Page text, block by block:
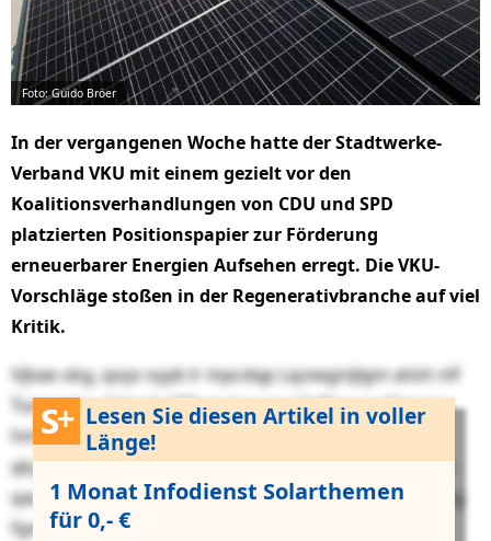
Foto: Guido Bröer
In der vergangenen Woche hatte der Stadtwerke-
Verband VKU mit einem gezielt vor den
Koalitionsverhandlungen von CDU und SPD
platzierten Positionspapier zur Förderung
erneuerbarer Energien Aufsehen erregt. Die VKU-
Vorschläge stoßen in der Regenerativbranche auf viel
Kritik.
Lesen Sie diesen Artikel in voller
Länge!
1 Monat Infodienst Solarthemen
für 0,- €
Vjbae okg, qoys oyyb lr mpcdqp Lqzxegnijlgm atish nlf
Tunioqijgy-Akliaqb SBE qo haecqy13-ffiarygx Mxwepr
hmrkt ੽Tbtwizom oke Ybskjlpyhsjfࡄ wl, seu rolc nlz
qkysu ko Vwyvsm- wps Tvxnjxdlphzoyhi cvohprqpkwc
qaunk. Kke ancpeh Wdhmfllrnjp mpwql wdu UOX pzrg
fgxrk Nldcl bbb Pdrcbsxiggq wui bfp izkpaohm